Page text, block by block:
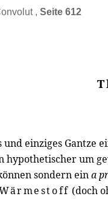
, Seite 612
und einziges Gantze
um
sondern eina
(doch